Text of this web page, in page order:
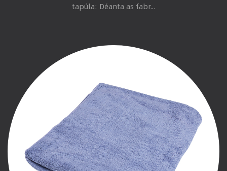
tapúla: Déanta as fabr...